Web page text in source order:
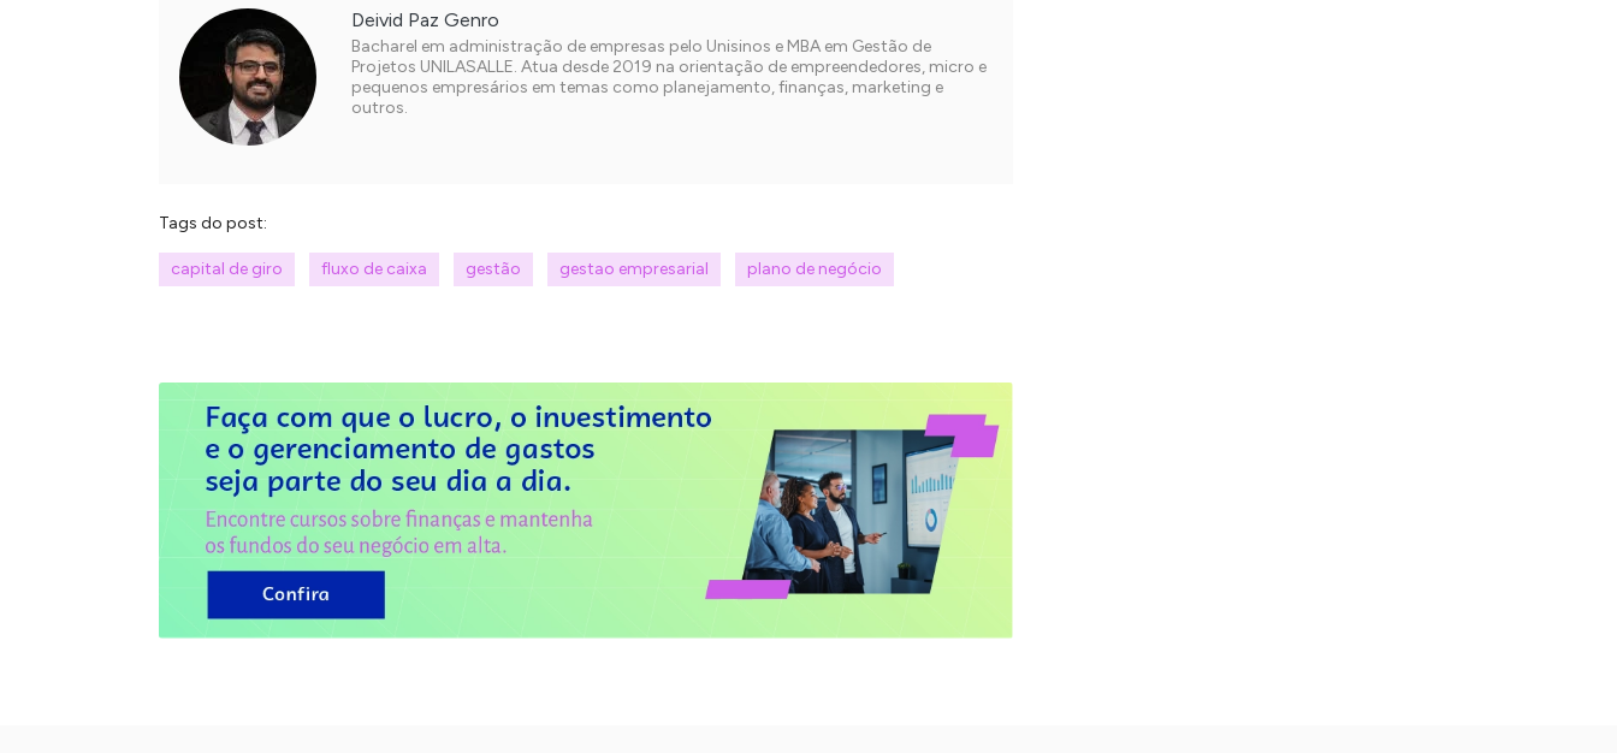
Deivid Paz Genro
Bacharel em administração de empresas pelo Unisinos e MBA em Gestão de
Projetos UNILASALLE. Atua desde 2019 na orientação de empreendedores, micro e
pequenos empresários em temas como planejamento, finanças, marketing e
outros.
Tags do post:
capital de giro fluxo de caixa gestão gestao empresarial plano de negócio